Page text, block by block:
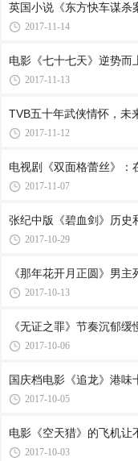
英国小说《东方快车谋杀
2017-11-14
电影《七十七天》逆势而
2017-11-13
TVB五十年武侠情怀，未
2017-11-12
电视剧《双面格蕾丝》：
2017-11-07
张纪中版《碧血剑》历史
2017-10-29
《那年花开月正圆》男
2017-10-13
《无证之罪》节奏沉郁
2017-10-06
国庆档电影《追龙》港
2017-10-05
电影《空天猎》的飞机让
2017-10-03